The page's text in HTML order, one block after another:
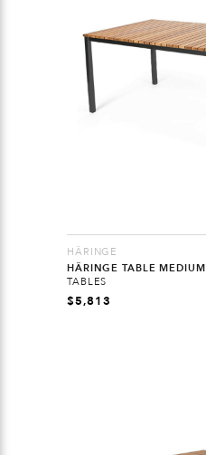
HÄRINGE
HÄRINGE TABLE MEDIUM
TABLES
$5,813